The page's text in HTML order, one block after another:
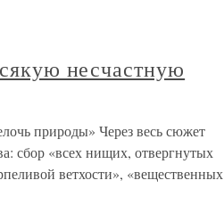
несчастную
природы» Через весь сюжет
сбор «всех нищих, отвергнутых
ветхости», «вещественных